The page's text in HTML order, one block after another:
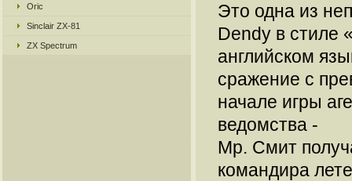
Oric
Sinclair ZX-81
ZX Spectrum
Это одна из
Dendy в стиле
английском
сражение с
начале игры
ведомства -
Мр. Смит
командира